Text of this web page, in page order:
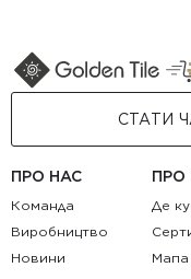
СТАТИ
ПРО НАС
Команда
Виробництво
Новини
ПРО
Де
Мапа